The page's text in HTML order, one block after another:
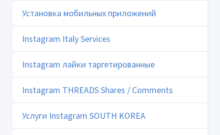
Установка мобильных приложений
Instagram Italy Services
Instagram лайки таргетированные
Instagram THREADS Shares / Comments
Услуги Instagram SOUTH KOREA